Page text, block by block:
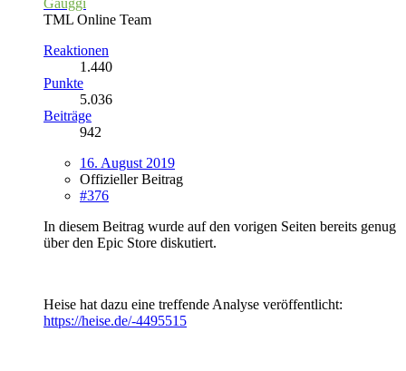
TML Online Team
Reaktionen
1.440
Punkte
5.036
Beiträge
942
16. August 2019
Offizieller Beitrag
#376
In diesem Beitrag wurde auf den vorigen Seiten bereits genug
über den Epic Store diskutiert.
Heise hat dazu eine treffende Analyse veröffentlicht:
https://heise.de/-4495515